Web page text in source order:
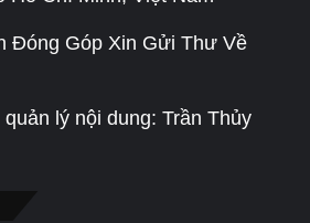
Đóng Góp Xin Gửi Thư Về
lý nội dung: Trần Thủy